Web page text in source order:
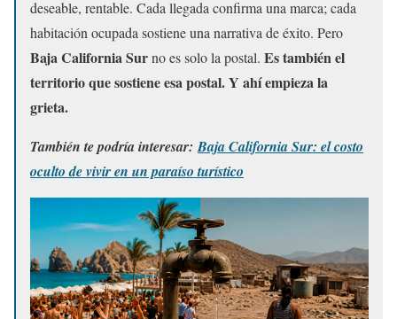
deseable, rentable. Cada llegada confirma una marca; cada
habitación ocupada sostiene una narrativa de éxito. Pero
Baja California Surno es solo la postal. Es también el
territorio que sostiene esa postal. Y ahí empieza la
grieta.
También te podría interesar:Baja California Sur: el costo
oculto de vivir en un paraíso turístico